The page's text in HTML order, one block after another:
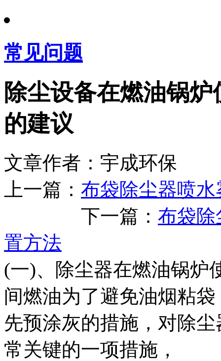
常见问题
除尘设备在燃油锅
的建议
文章作者：宇成环保
上一篇： 布袋除尘器喷
下一篇： 布袋除
置方法
(一)、除尘器在燃油锅炉
间燃油为了避免油烟粘
先预涂灰的措施，对除
常关键的一项措施，